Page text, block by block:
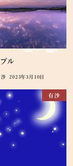
ル
2023年3月10日
有沙